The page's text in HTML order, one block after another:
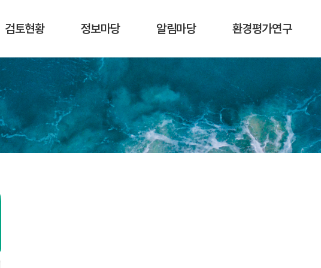
검토현황 정보마당 알림마당 환경평가연구